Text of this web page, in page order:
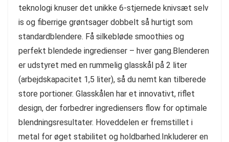
teknologi knuser det unikke 6-stjernede knivsæt selv
is og fiberrige grøntsager dobbelt så hurtigt som
standardblendere. Få silkebløde smoothies og
perfekt blendede ingredienser – hver gang.Blenderen
er udstyret med en rummelig glasskål på 2 liter
(arbejdskapacitet 1,5 liter), så du nemt kan tilberede
store portioner. Glasskålen har et innovativt, riflet
design, der forbedrer ingrediensers flow for optimale
blendningsresultater. Hoveddelen er fremstillet i
metal for øget stabilitet og holdbarhed.Inkluderer en